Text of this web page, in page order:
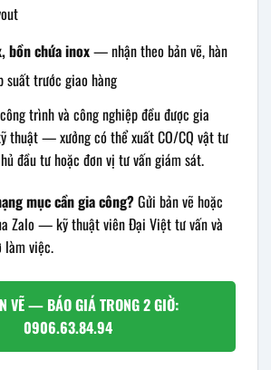
bồn chứa inox— nhận theo bản vẽ, hàn
suất trước giao hàng
trình và công nghiệp đều được gia
thuật — xưởng có thể xuất CO/CQ vật tư
đầu tư hoặc đơn vị tư vấn giám sát.
mục cần gia công?Gửi bản vẽ hoặc
Zalo — kỹ thuật viên Đại Việt tư vấn và
làm việc.
VẼ — BÁO GIÁ TRONG 2 GIỜ:
0906.63.84.94